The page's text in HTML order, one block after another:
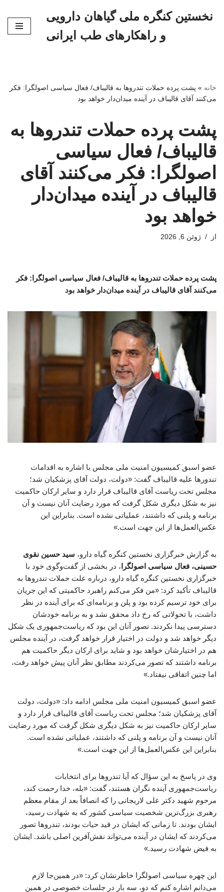
نخستین کنگره ملی گیاهان دارویی
و راهکارهای طب ایرانی
خانه » پشت پرده حملات تندروها به قالیباف/ فعال سیاسی اصولگرا: فکر
می‌کنند آقای قالیباف در آینده میدان‌دار خواهد بود
پشت پرده حملات تندروها به
قالیباف/ فعال سیاسی
اصولگرا: فکر می‌کنند آقای
قالیباف در آینده میدان‌دار
خواهد بود
از ژوئن 6, 2026
پشت پرده حملات تندروها به قالیباف/ فعال سیاسی اصولگرا: فکر
می‌کنند آقای قالیباف در آینده میدان‌دار خواهد بود
عضو اسبق کمیسیون امنیت ملی مجلس با اشاره به اقدامات
تندورها علیه قالیباف گفت: «دولت، دولت آقای پزشکیان شد؛
مجلس تحت ریاست آقای قالیباف قرار دارد و سایر ارکان حاکمیت
نیز به شکل دیگری شکل گرفت که مورد رضایت آنان نیست و آن
برنامه و پلنی که داشتند، عملیاتی نشده است. بنابراین این
عکس‌العمل‌ها از این جهت است.»
به گزارش خبرگزاری نخستین کنگره گیاه دارو، سید حسین نقوی
حسینی، فعال سیاسی اصولگرا ، در بخشی از گفت‌وگوی خود با
خبرگزاری نخستین کنگره گیاه دارو، درباره علت حملات تندروها به
قالیباف تأکید کرد: «من فکر می‌کنم راهبرد حاکمیتی که این جریان
برای خود ترسیم کرده بود و پلن و برنامه‌ای که برای آینده در نظر
داشت، با تحولاتی که رخ داد محقق نشد و به برنامه خودشان
دسترسی پیدا نکردند. تصور آنان این بود که ریاست‌جمهوری یک شکل
دیگر خواهد شد و دولت در اختیار قرار خواهد گرفت، در آینده مجلس
هم در اختیارشان خواهد بود و شاید برای ارکان دیگر حاکمیت هم
برنامه داشتند که تصور می‌کردند مطابق نظر آنان پیش خواهد رفت،
اما چنین اتفاقی نیفتاد.»
عضو اسبق کمیسیون امنیت ملی مجلس ادامه داد: «دولت، دولت
آقای پزشکیان شد؛ مجلس تحت ریاست آقای قالیباف قرار دارد و
سایر ارکان حاکمیت نیز به شکل دیگری شکل گرفت که مورد رضایت
آنان نیست و آن برنامه و پلنی که داشتند، عملیاتی نشده است.
بنابراین این عکس‌العمل‌ها از این جهت است.»
وی در پاسخ به این سؤال که آیا تندروها برای انتخابات
ریاست‌جمهوری آینده نگران هستند، گفت: «بله، خدا رحمت کند،
مرحوم شهید دکتر علی لاریجانی را که انصافاً بعد از مقام معظم
رهبری بزرگ‌ترین شخصیت سیاسی کشور که به شهادت رسید،
ایشان بودند. تا زمانی که ایشان در قید حیات بودند، تندروها تصور
می‌کردند که ایشان در آینده می‌تواند نقش‌آفرین اصلی باشد. ایشان
به فیض شهادت رسید.»
این چهره سیاسی اصولگرا خاطرنشان کرد: «در همین‌جا لازم
می‌دانم اشاره کنم که دو، سه بار در جلسات خصوصی در همین